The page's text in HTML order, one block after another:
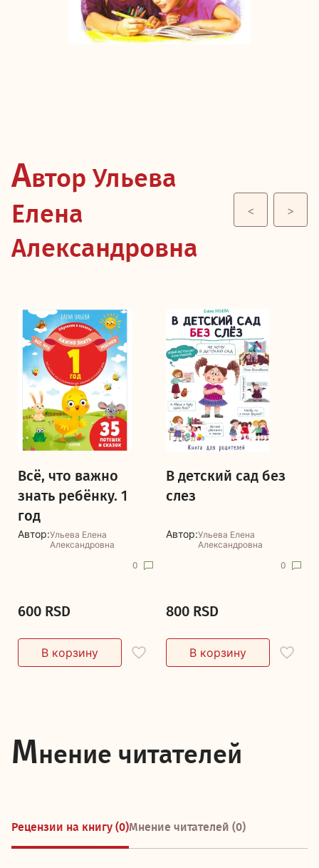
Автор Ульева
Елена
Александровна
< >
Всё, что важно
знать ребёнку. 1
год
Автор:Ульева Елена
Александровна
0
600 RSD
В детский сад без
слез
Автор:Ульева Елена
Александровна
0
800 RSD
Мнение читателей
Рецензии на книгу (0)Мнение читателей (0)